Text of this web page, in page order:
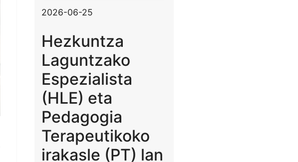
2026-06-25
Hezkuntza
Laguntzako
Espezialista
(HLE) eta
Pedagogia
Terapeutikoko
irakasle (PT) lan